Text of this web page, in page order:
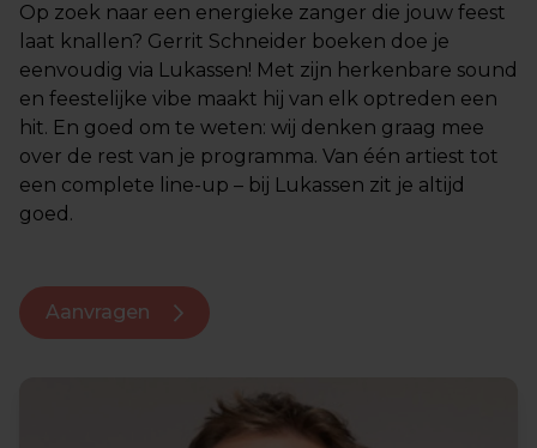
Op zoek naar een energieke zanger die jouw feest
laat knallen? Gerrit Schneider boeken doe je
eenvoudig via Lukassen! Met zijn herkenbare sound
en feestelijke vibe maakt hij van elk optreden een
hit. En goed om te weten: wij denken graag mee
over de rest van je programma. Van één artiest tot
een complete line-up – bij Lukassen zit je altijd
goed.
Aanvragen